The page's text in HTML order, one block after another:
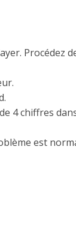
Procédez
4 chiffres
est